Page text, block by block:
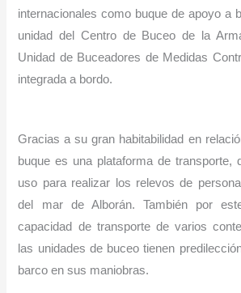
internacionales como buque de apoyo a
unidad del Centro de Buceo de la
Unidad de Buceadores de Medidas
integrada a bordo.
Gracias a su gran habitabilidad en
buque es una plataforma de transporte,
uso para realizar los relevos de
del mar de Alborán. También por
capacidad de transporte de varios
las unidades de buceo tienen
barco en sus maniobras.